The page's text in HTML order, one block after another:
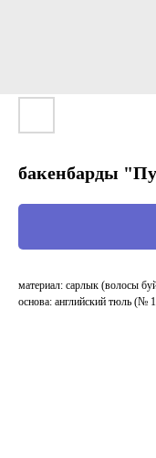
бакенбарды
материал: сарлык (волосы
основа: английский тюль (№